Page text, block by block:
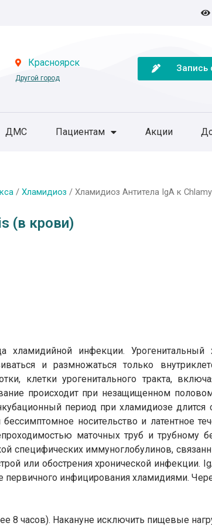
Красноярск
Другой город
Запись
ДМС Пациентам Акции
/ Хламидиоз / Хламидиоз Антитела IgA к
(в крови)
хламидийной инфекции. Урогенитальный
и размножаться только
клетки урогенитального тракта,
происходит при незащищенном
период при хламидиозе длится
носительство и латентное
маточных труб и трубному
специфических иммуноглобулинов,
или обострения хронической инфекции.
первичного инфицирования хламидиями.
8 часов). Накануне исключить пищевые